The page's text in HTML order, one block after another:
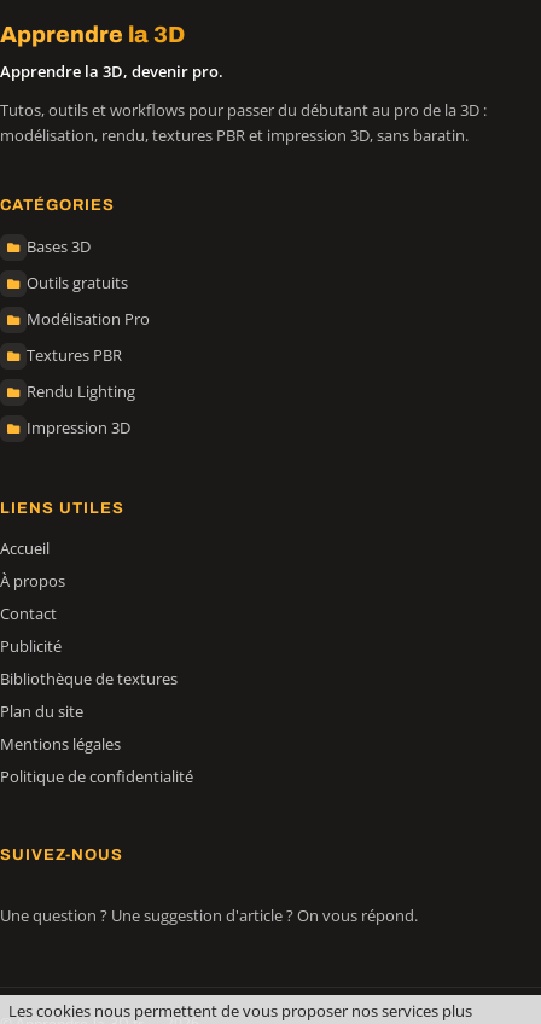
Apprendre la 3D
Apprendre la 3D, devenir pro.
Tutos, outils et workflows pour passer du débutant au pro de la 3D :
modélisation, rendu, textures PBR et impression 3D, sans baratin.
CATÉGORIES
Bases 3D
Outils gratuits
Modélisation Pro
Textures PBR
Rendu Lighting
Impression 3D
LIENS UTILES
Accueil
À propos
Contact
Publicité
Bibliothèque de textures
Plan du site
Mentions légales
Politique de confidentialité
SUIVEZ-NOUS
Une question ? Une suggestion d'article ? On vous répond.
Les cookies nous permettent de vous proposer nos services plus